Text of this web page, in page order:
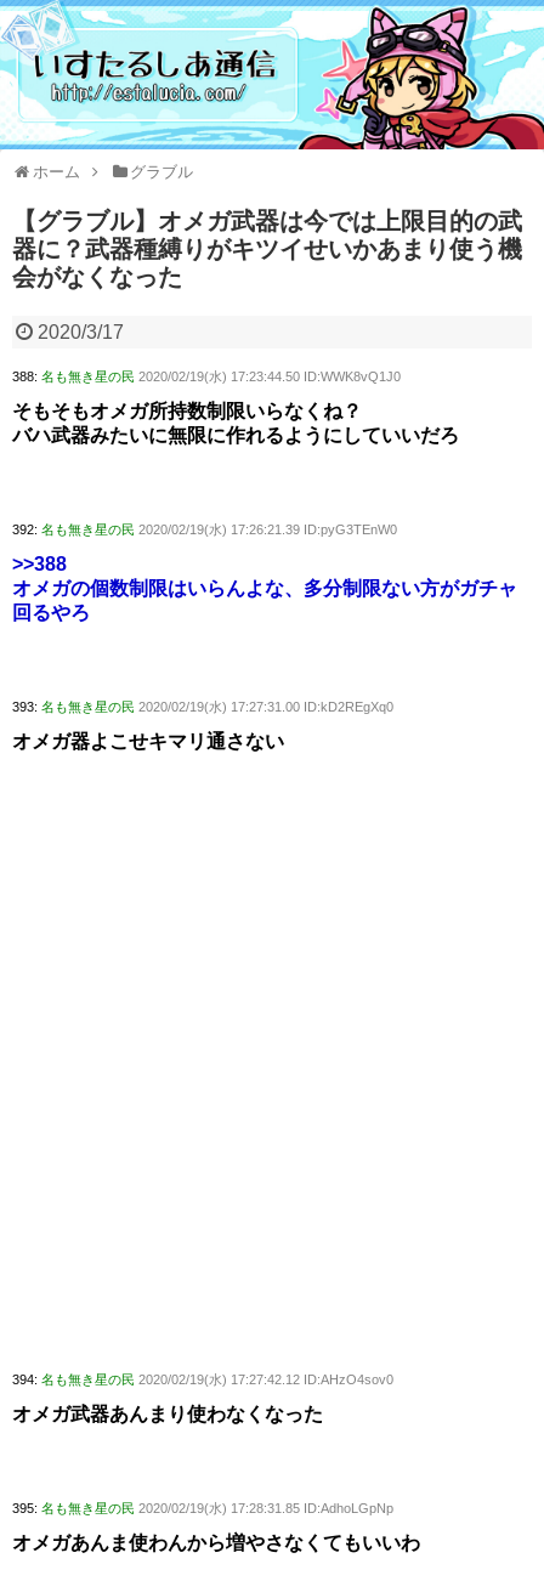
ホーム グラブル
【グラブル】オメガ武器は今では上限目的の武
器に？武器種縛りがキツイせいかあまり使う機
会がなくなった
2020/3/17
388: 名も無き星の民 2020/02/19(水) 17:23:44.50 ID:WWK8vQ1J0
そもそもオメガ所持数制限いらなくね？
バハ武器みたいに無限に作れるようにしていいだろ
392: 名も無き星の民 2020/02/19(水) 17:26:21.39 ID:pyG3TEnW0
>>388
オメガの個数制限はいらんよな、多分制限ない方がガチャ
回るやろ
393: 名も無き星の民 2020/02/19(水) 17:27:31.00 ID:kD2REgXq0
オメガ器よこせキマリ通さない
394: 名も無き星の民 2020/02/19(水) 17:27:42.12 ID:AHzO4sov0
オメガ武器あんまり使わなくなった
395: 名も無き星の民 2020/02/19(水) 17:28:31.85 ID:AdhoLGpNp
オメガあんま使わんから増やさなくてもいいわ